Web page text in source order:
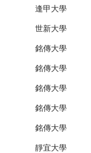
逢甲大學
世新大學
銘傳大學
銘傳大學
銘傳大學
銘傳大學
銘傳大學
靜宜大學